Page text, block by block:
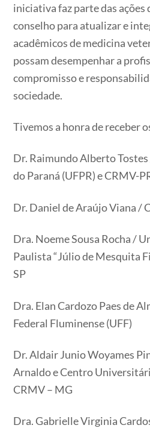
iniciativa faz parte das ações
conselho para atualizar e
acadêmicos de medicina
possam desempenhar a
compromisso e
sociedade.
Tivemos a honra de receber
Dr. Raimundo Alberto
do Paraná (UFPR) e CRMV-
Dr. Daniel de Araújo Viana /
Dra. Noeme Sousa Rocha /
Paulista “Júlio de Mesquita
SP
Dra. Elan Cardozo Paes de
Federal Fluminense (UFF)
Dr. Aldair Junio Woyames
Arnaldo e Centro
CRMV – MG
Dra. Gabrielle Virginia